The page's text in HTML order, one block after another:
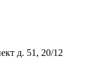
д. 51, 20/12